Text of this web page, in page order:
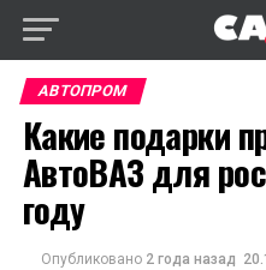
АВТОПРОМ
Какие подарки
АвтоВАЗ для
году
Опубликовано 2 года назад